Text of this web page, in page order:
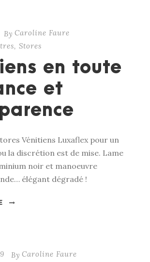
By Caroline Faure
, Stores
en toute
et
Vénitiens Luxaflex pour un
la discrétion est de mise. Lame
noir et manoeuvre
élégant dégradé !
By Caroline Faure